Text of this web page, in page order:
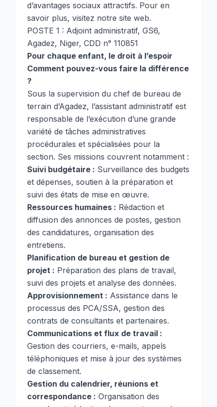
d’avantages sociaux attractifs. Pour en
savoir plus, visitez notre site web.
POSTE 1 : Adjoint administratif, GS6,
Agadez, Niger, CDD n° 110851
Pour chaque enfant, le droit à l’espoir
Comment pouvez-vous faire la différence
?
Sous la supervision du chef de bureau de
terrain d’Agadez, l’assistant administratif est
responsable de l’exécution d’une grande
variété de tâches administratives
procédurales et spécialisées pour la
section. Ses missions couvrent notamment :
Suivi budgétaire : Surveillance des budgets
et dépenses, soutien à la préparation et
suivi des états de mise en œuvre.
Ressources humaines : Rédaction et
diffusion des annonces de postes, gestion
des candidatures, organisation des
entretiens.
Planification de bureau et gestion de
projet : Préparation des plans de travail,
suivi des projets et analyse des données.
Approvisionnement : Assistance dans le
processus des PCA/SSA, gestion des
contrats de consultants et partenaires.
Communications et flux de travail :
Gestion des courriers, e-mails, appels
téléphoniques et mise à jour des systèmes
de classement.
Gestion du calendrier, réunions et
correspondance : Organisation des